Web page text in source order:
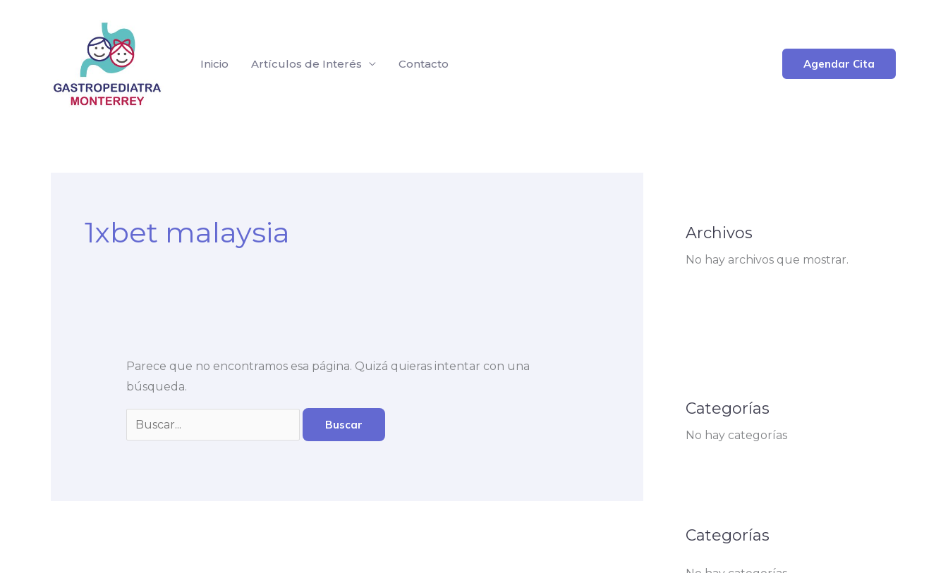
Inicio
Artículos de Interés Contacto Agendar Cita
1xbet malaysia
Parece que no encontramos esa página. Quizá quieras intentar con una
búsqueda.
Archivos
No hay archivos que mostrar.
Categorías
No hay categorías
Categorías